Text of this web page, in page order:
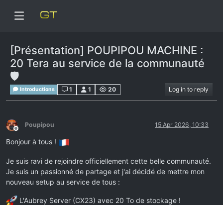
[Présentation] POUPIPOU MACHINE :
20 Tera au service de la communauté
🛡️
Introductions 1 1 20 Log in to reply
Offline
Poupipou 15 Apr 2026, 10:33
Bonjour à tous !
Je suis ravi de rejoindre officiellement cette belle communauté.
Je suis un passionné de partage et j'ai décidé de mettre mon
nouveau setup au service de tous :
L'Aubrey Server (CX23) avec 20 To de stockage !